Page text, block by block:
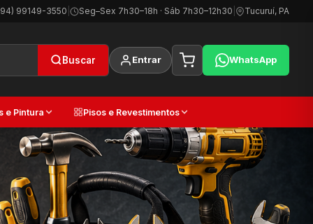
99149-3550 | Seg–Sex 7h30–18h · Sáb 7h30–12h30 Tucuruí, PA
Buscar Entrar WhatsApp
e Pintura Pisos e Revestimentos